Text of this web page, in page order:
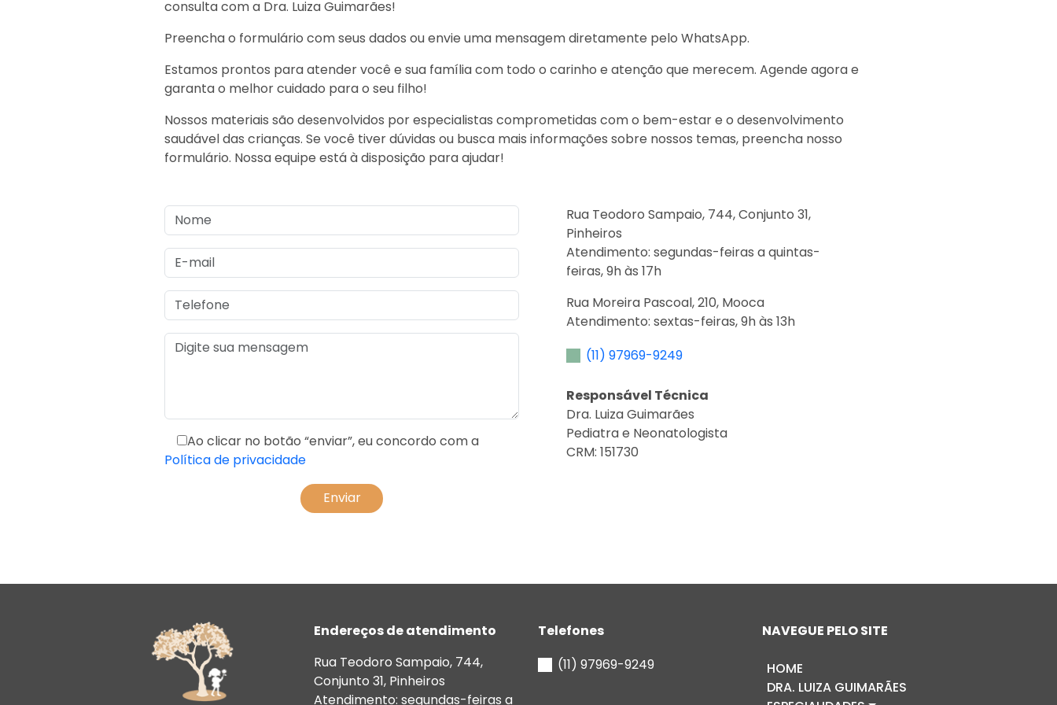
consulta com a Dra. Luiza Guimarães!
Preencha o formulário com seus dados ou envie uma mensagem diretamente pelo WhatsApp.
Estamos prontos para atender você e sua família com todo o carinho e atenção que merecem. Agende agora e
garanta o melhor cuidado para o seu filho!
Nossos materiais são desenvolvidos por especialistas comprometidas com o bem-estar e o desenvolvimento
saudável das crianças. Se você tiver dúvidas ou busca mais informações sobre nossos temas, preencha nosso
formulário. Nossa equipe está à disposição para ajudar!
Ao clicar no botão “enviar”, eu concordo com a
Política de privacidade
Rua Teodoro Sampaio, 744, Conjunto 31,
Pinheiros
Atendimento: segundas-feiras a quintas-
feiras, 9h às 17h
Rua Moreira Pascoal, 210, Mooca
Atendimento: sextas-feiras, 9h às 13h
(11) 97969-9249
Responsável Técnica
Dra. Luiza Guimarães
Pediatra e Neonatologista
CRM: 151730
Endereços de atendimento
Rua Teodoro Sampaio, 744,
Conjunto 31, Pinheiros
Atendimento: segundas-feiras a
Telefones
(11) 97969-9249
NAVEGUE PELO SITE
HOME
DRA. LUIZA GUIMARÃES